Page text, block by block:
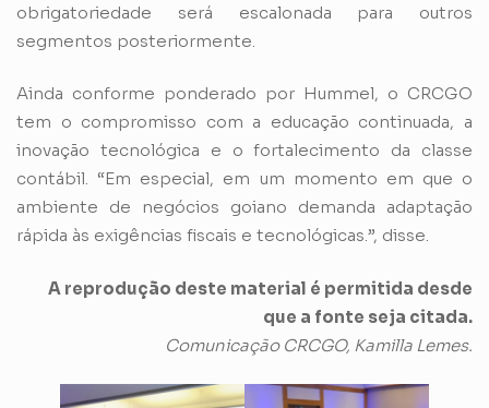
obrigatoriedade será escalonada para outros
segmentos posteriormente.
Ainda conforme ponderado por Hummel, o CRCGO
tem o compromisso com a educação continuada, a
inovação tecnológica e o fortalecimento da classe
contábil. “Em especial, em um momento em que o
ambiente de negócios goiano demanda adaptação
rápida às exigências fiscais e tecnológicas.”, disse.
A reprodução deste material é permitida desde
que a fonte seja citada.
Comunicação CRCGO, Kamilla Lemes.